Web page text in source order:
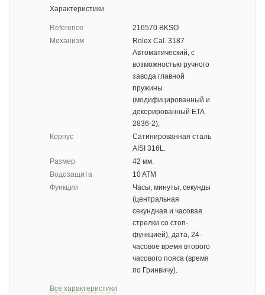
Характеристики
Reference
216570 BKSO
Механизм
Rolex Cal. 3187
Автоматический, с
возможностью ручного
завода главной
пружины
(модифицированный и
декорированный ETA
2836-2);
Корпус
Сатинированная сталь
AISI 316L.
Размер
42 мм.
Водозащита
10 ATM
Функции
Часы, минуты, секунды
(центральная
секундная и часовая
стрелки со стоп-
функцией), дата, 24-
часовое время второго
часового пояса (время
по Гринвичу).
Все характеристики